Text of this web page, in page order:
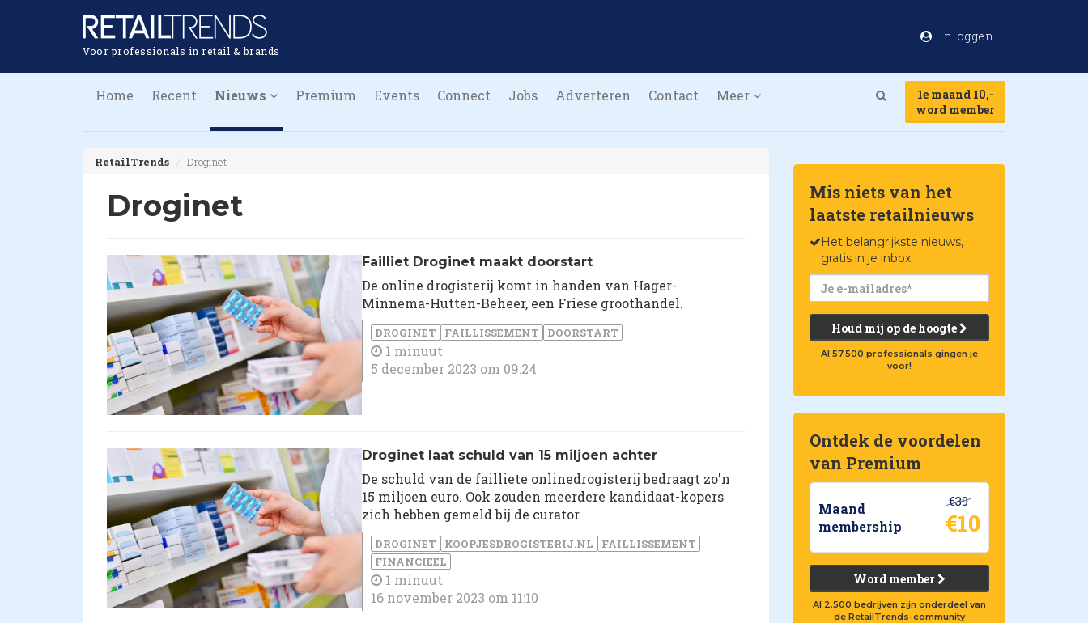
Voor professionals in retail & brands
Inloggen
Home Recent Nieuws Premium Events Connect Jobs Adverteren Contact Meer
1e maand 10,-
word member
RetailTrends Droginet
Droginet
Failliet Droginet maakt doorstart
De online drogisterij komt in handen van Hager-
Minnema-Hutten-Beheer, een Friese groothandel.
DROGINET FAILLISSEMENT DOORSTART
1 minuut
5 december 2023 om 09:24
Droginet laat schuld van 15 miljoen achter
De schuld van de failliete onlinedrogisterij bedraagt zo'n
15 miljoen euro. Ook zouden meerdere kandidaat-kopers
zich hebben gemeld bij de curator.
DROGINET KOOPJESDROGISTERIJ.NL
FAILLISSEMENT
FINANCIEEL
1 minuut
16 november 2023 om 11:10
Mis niets van het
laatste retailnieuws
Het belangrijkste nieuws,
gratis in je inbox
Houd mij op de hoogte
Al 57.500 professionals gingen je
voor!
Ontdek de voordelen
van Premium
Maand
membership
€39
€10
Word member
Al 2.500 bedrijven zijn onderdeel van
de RetailTrends-community